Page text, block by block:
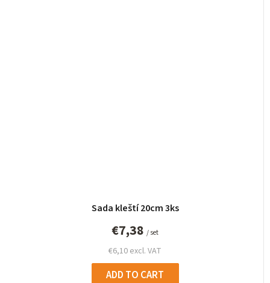
Sada kleští 20cm 3ks
€6,10 excl. VAT
€7,38 / set
ADD TO CART